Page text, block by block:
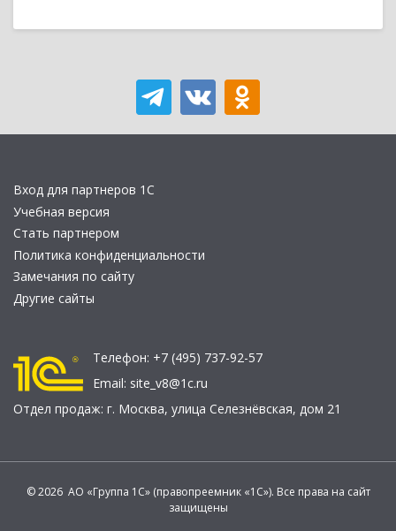
Вход для партнеров 1С
Учебная версия
Стать партнером
Политика конфиденциальности
Замечания по сайту
Другие сайты
Телефон: +7 (495) 737-92-57
Email: site_v8@1c.ru
Отдел продаж: г. Москва, улица Селезнёвская, дом 21
© 2026 АО «Группа 1С» (правопреемник «1С»). Все права на сайт
защищены